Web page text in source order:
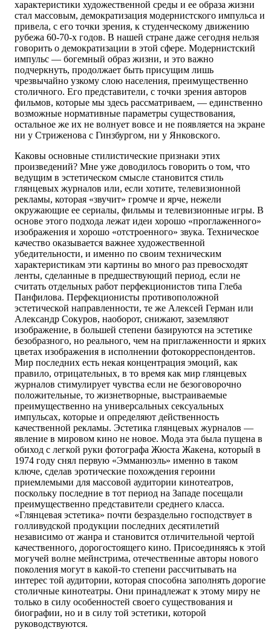
характеристики художественной среды и ее образа жизни
стал массовым, демократизация модернистского импульса и
привела, с его точки зрения, к студенческому движению
рубежа 60-70-х годов. В нашей стране даже сегодня нельзя
говорить о демократизации в этой сфере. Модернистский
импульс — богемный образ жизни, и это важно
подчеркнуть, продолжает быть присущим лишь
чрезвычайно узкому слою населения, преимущественно
столичного. Его представители, с точки зрения авторов
фильмов, которые мы здесь рассматриваем, — единственно
возможные нормативные параметры существования,
остальное же их не волнует вовсе и не появляется на экране
ни у Стриженова с Гинзбургом, ни у Янковского.
Каковы основные стилистические признаки этих
произведений? Мне уже доводилось говорить о том, что
ведущим в эстетическом смысле становится стиль
глянцевых журналов или, если хотите, телевизионной
рекламы, которая «звучит» громче и ярче, нежели
окружающие ее сериалы, фильмы и телевизионные игры. В
основе этого подхода лежат идеи хорошо «проглаженного»
изображения и хорошо «отстроенного» звука. Техническое
качество оказывается важнее художественной
убедительности, и именно по своим техническим
характеристикам эти картины во много раз превосходят
ленты, сделанные в предшествующий период, если не
считать отдельных работ перфекционистов типа Глеба
Панфилова. Перфекционисты противоположной
эстетической направленности, те же Алексей Герман или
Александр Сокуров, наоборот, снижают, заземляют
изображение, в большей степени базируются на эстетике
безобразного, но реального, чем на приглаженности и ярких
цветах изображения в исполнении фотокорреспондентов.
Мир последних есть некая концентрация эмоций, как
правило, отрицательных, в то время как мир глянцевых
журналов стимулирует чувства если не безоговорочно
положительные, то жизнетворные, выстраиваемые
преимущественно на универсальных сексуальных
импульсах, которые и определяют действенность
качественной рекламы. Эстетика глянцевых журналов —
явление в мировом кино не новое. Мода эта была пущена в
обиход с легкой руки фотографа Жюста Жакена, который в
1974 году снял первую «Эмманюэль» именно в таком
ключе, сделав эротические похождения героини
приемлемыми для массовой аудитории кинотеатров,
поскольку последние в тот период на Западе посещали
преимущественно представители среднего класса.
«Глянцевая эстетика» почти безраздельно господствует в
голливудской продукции последних десятилетий
независимо от жанра и становится отличительной чертой
качественного, дорогостоящего кино. Присоединяясь к этой
могучей волне мейнстрима, отечественные авторы нового
поколения могут в какой-то степени рассчитывать на
интерес той аудитории, которая способна заполнять дорогие
столичные кинотеатры. Они принадлежат к этому миру не
только в силу особенностей своего существования и
биографии, но и в силу той эстетики, которой
руководствуются.